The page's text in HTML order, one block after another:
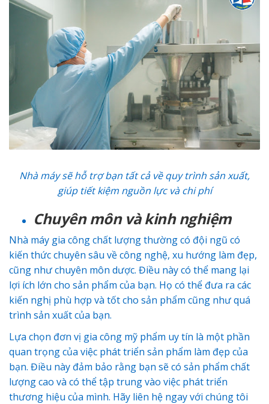
Nhà máy sẽ hỗ trợ bạn tất cả về quy trình sản xuất,
giúp tiết kiệm nguồn lực và chi phí
Chuyên môn và kinh nghiệm
Nhà máy gia công chất lượng thường có đội ngũ có
kiến thức chuyên sâu về công nghệ, xu hướng làm đẹp,
cũng như chuyên môn dược. Điều này có thể mang lại
lợi ích lớn cho sản phẩm của bạn. Họ có thể đưa ra các
kiến nghị phù hợp và tốt cho sản phẩm cũng như quá
trình sản xuất của bạn.
Lựa chọn đơn vị gia công mỹ phẩm uy tín là một phần
quan trọng của việc phát triển sản phẩm làm đẹp của
bạn. Điều này đảm bảo rằng bạn sẽ có sản phẩm chất
lượng cao và có thể tập trung vào việc phát triển
thương hiệu của mình. Hãy liên hệ ngay với chúng tôi